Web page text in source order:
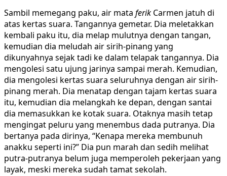
Sambil memegang paku, air mata ferik Carmen jatuh di
atas kertas suara. Tangannya gemetar. Dia meletakkan
kembali paku itu, dia melap mulutnya dengan tangan,
kemudian dia meludah air sirih-pinang yang
dikunyahnya sejak tadi ke dalam telapak tangannya. Dia
mengolesi satu ujung jarinya sampai merah. Kemudian,
dia mengolesi kertas suara seluruhnya dengan air sirih-
pinang merah. Dia menatap dengan tajam kertas suara
itu, kemudian dia melangkah ke depan, dengan santai
dia memasukkan ke kotak suara. Otaknya masih tetap
mengingat peluru yang menembus dada putranya. Dia
bertanya pada dirinya, “Kenapa mereka membunuh
anakku seperti ini?” Dia pun marah dan sedih melihat
putra-putranya belum juga memperoleh pekerjaan yang
layak, meski mereka sudah tamat sekolah.